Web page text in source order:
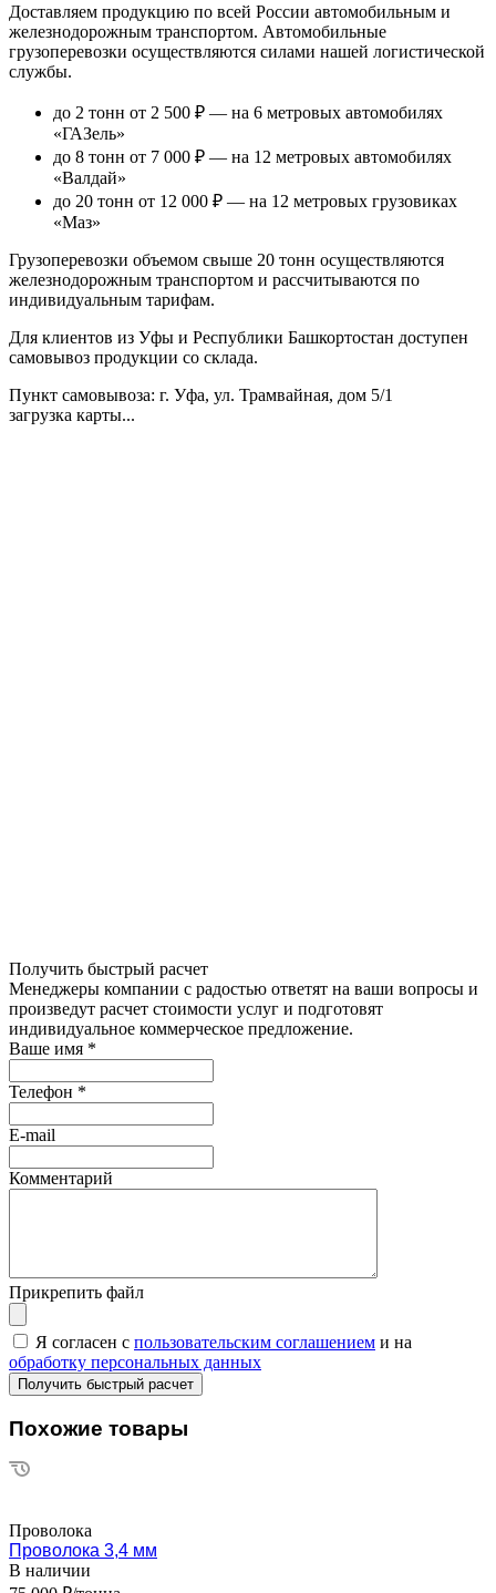
Доставляем продукцию по всей России автомобильным и
железнодорожным транспортом. Автомобильные
грузоперевозки осуществляются силами нашей логистической
службы.
до 2 тонн от 2 500 ₽ — на 6 метровых автомобилях
«ГАЗель»
до 8 тонн от 7 000 ₽ — на 12 метровых автомобилях
«Валдай»
до 20 тонн от 12 000 ₽ — на 12 метровых грузовиках
«Маз»
Грузоперевозки объемом свыше 20 тонн осуществляются
железнодорожным транспортом и рассчитываются по
индивидуальным тарифам.
Для клиентов из Уфы и Республики Башкортостан доступен
самовывоз продукции со склада.
Пункт самовывоза: г. Уфа, ул. Трамвайная, дом 5/1
загрузка карты...
Получить быстрый расчет
Менеджеры компании с радостью ответят на ваши вопросы и
произведут расчет стоимости услуг и подготовят
индивидуальное коммерческое предложение.
Ваше имя *
Телефон *
E-mail
Комментарий
Прикрепить файл
Я согласен с пользовательским соглашением и на
обработку персональных данных
Похожие товары
Проволока
Проволока 3,4 мм
В наличии